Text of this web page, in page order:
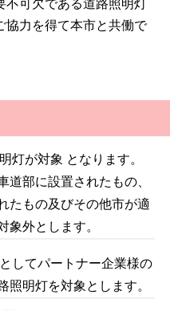
可欠である道路照明灯
協力を得て本市と共働で
灯が対象 となります。
道部に設置されたもの、
たもの及びその他市が適
象外とします。
してパートナー企業様の
照明灯を対象とします。